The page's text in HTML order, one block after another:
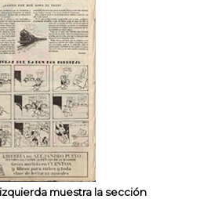
muestra la sección